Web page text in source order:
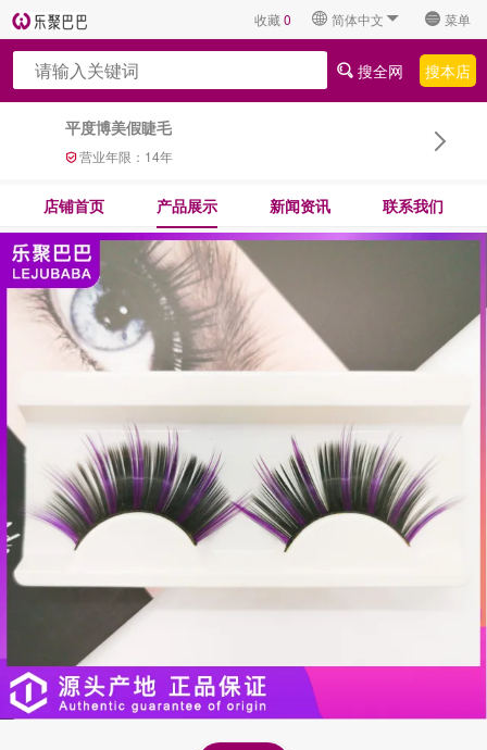
收藏0 简体中文 菜单
平度博美假睫毛
营业年限： 14年
搜全网 搜本店
店铺首页 产品展示 新闻资讯 联系我们